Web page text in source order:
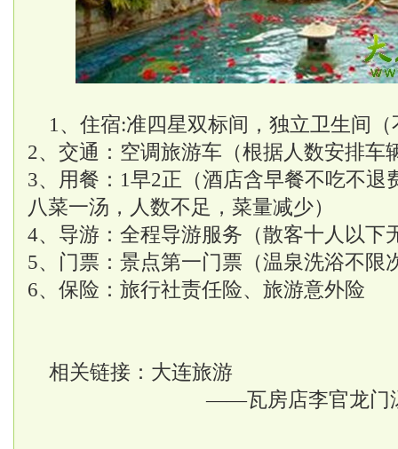
1、住宿:准四星双标间，独立卫生间
2、交通：空调旅游车（根据人数安排车
3、用餐：1早2正（酒店含早餐不吃不退
八菜一汤，人数不足，菜量减少）
4、导游：全程导游服务（散客十人以下
5、门票：景点第一门票（温泉洗浴不限
6、保险：旅行社责任险、旅游意外险
相关链接： 大连旅游
——瓦房店李官龙门